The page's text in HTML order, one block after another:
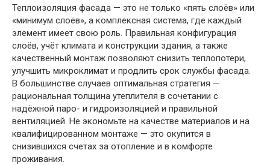
Теплоизоляция фасада — это не только «пять слоёв» или
«минимум слоёв», а комплексная система, где каждый
элемент имеет свою роль. Правильная конфигурация
слоёв, учёт климата и конструкции здания, а также
качественный монтаж позволяют снизить теплопотери,
улучшить микроклимат и продлить срок службы фасада.
В большинстве случаев оптимальная стратегия —
рациональная толщина утеплителя в сочетании с
надёжной паро- и гидроизоляцией и правильной
вентиляцией. Не экономьте на качестве материалов и на
квалифицированном монтаже — это окупится в
снизившихся счетах за отопление и в комфорте
проживания.